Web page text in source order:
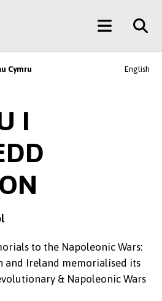
Main
Menu
Cymru English
I
to the Napoleonic Wars:
and Ireland memorialised its
& Napoleonic Wars